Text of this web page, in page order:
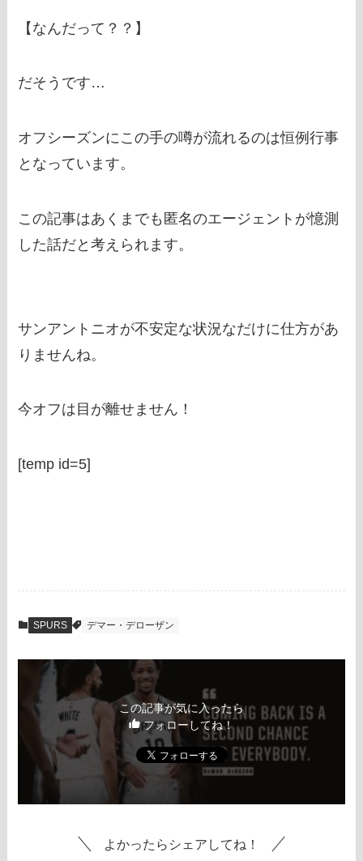
【なんだって？？】
だそうです…
オフシーズンにこの手の噂が流れるのは恒例行事
となっています。
この記事はあくまでも匿名のエージェントが憶測
した話だと考えられます。
サンアントニオが不安定な状況なだけに仕方があ
りませんね。
今オフは目が離せません！
[temp id=5]
SPURS デマー・デローザン
この記事が気に入ったら
フォローしてね！
よかったらシェアしてね！